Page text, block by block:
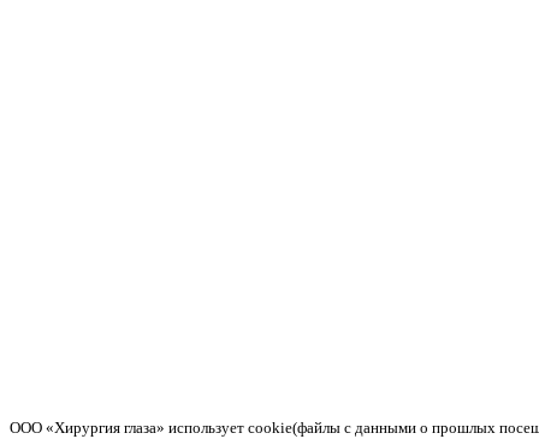
ООО «Хирургия глаза» использует cookie(файлы с данными о прошлых